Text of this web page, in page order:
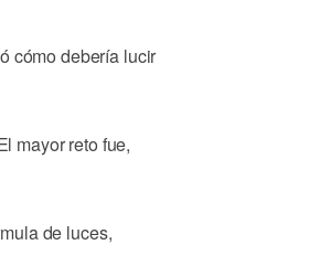
cómo debería lucir
mayor reto fue,
de luces,